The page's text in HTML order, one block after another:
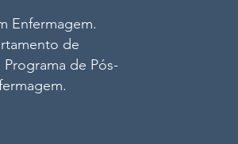
Enfermagem.
de
de Pós-